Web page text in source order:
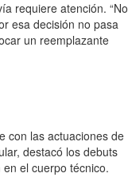
requiere atención. “No
esa decisión no pasa
un reemplazante
con las actuaciones de
destacó los debuts
el cuerpo técnico.